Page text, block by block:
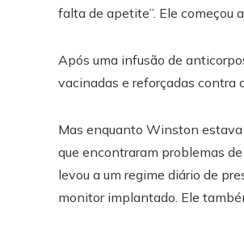
falta de apetite”. Ele começou
Após uma infusão de
vacinadas e reforçadas contra
Mas enquanto Winston
que encontraram problemas
levou a um regime diário de
monitor implantado. Ele